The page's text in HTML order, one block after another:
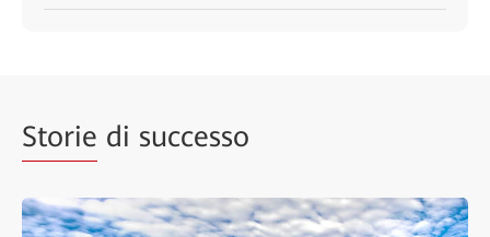
Storie di successo